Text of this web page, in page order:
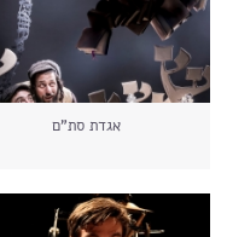
אגדת סת"ם